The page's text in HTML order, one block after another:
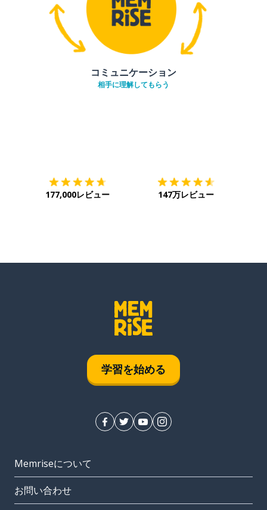
コミュニケーション
相手に理解してもらう
177,000レビュー 147万レビュー
学習を始める
Memriseについて
お問い合わせ